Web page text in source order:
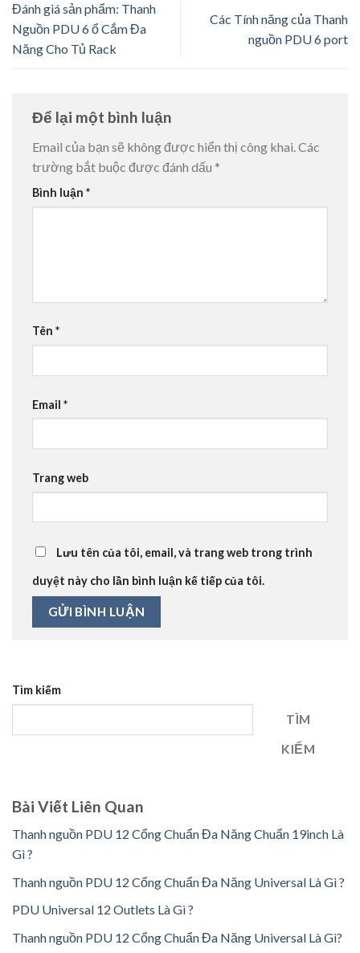
Đánh giá sản phẩm: Thanh
Nguồn PDU 6 ổ Cắm Đa
Năng Cho Tủ Rack
Các Tính năng của Thanh
nguồn PDU 6 port
Để lại một bình luận
Email của bạn sẽ không được hiển thị công khai.Các
trường bắt buộc được đánh dấu *
Bình luận *
Tên *
Email *
Trang web
Lưu tên của tôi, email, và trang web trong trình
duyệt này cho lần bình luận kế tiếp của tôi.
Tìm kiếm
TÌM
KIẾM
Bài Viết Liên Quan
Thanh nguồn PDU 12 Cổng Chuẩn Đa Năng Chuẩn 19inch Là
Gì ?
Thanh nguồn PDU 12 Cổng Chuẩn Đa Năng Universal Là Gì ?
PDU Universal 12 Outlets Là Gì ?
Thanh nguồn PDU 12 Cổng Chuẩn Đa Năng Universal Là Gì?